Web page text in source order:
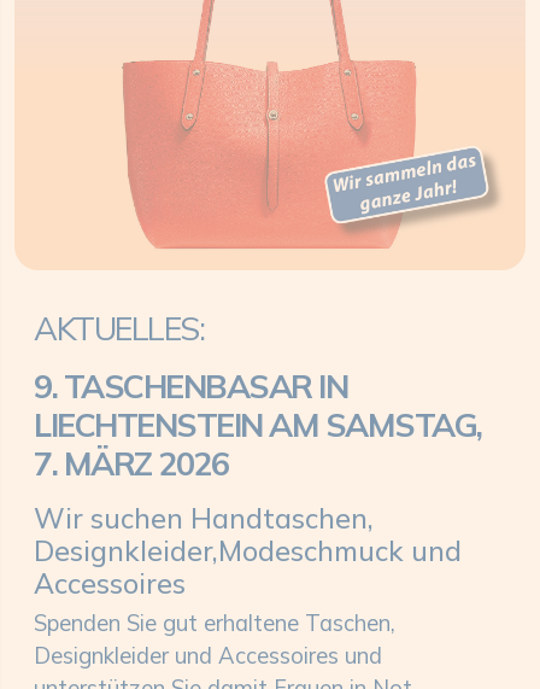
AKTUELLES:
9. TASCHENBASAR IN
LIECHTENSTEINAM SAMSTAG,
7. MÄRZ 2026
Wir suchen Handtaschen,
Designkleider,Modeschmuck und
Accessoires
Spenden Sie gut erhaltene Taschen,
Designkleider und Accessoires und